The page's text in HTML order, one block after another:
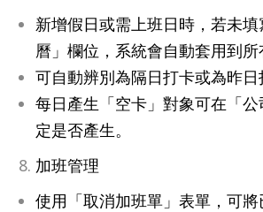
新增假日或需上班日時，若未
曆」欄位，系統會自動套用到所
可自動辨別為隔日打卡或為昨日
每日產生「空卡」對象可在「
定是否產生。
加班管理
使用「取消加班單」表單，可